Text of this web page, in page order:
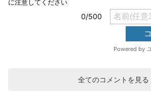
全てのコメントを見る